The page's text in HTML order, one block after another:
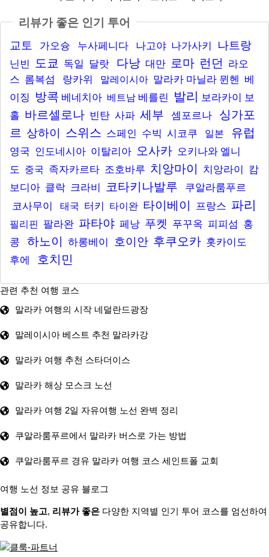
리뷰가 좋은 인기 투어
교토 가오슝 누사페니다 나고야 나가사키 나트랑
닌빈 도쿄 독일 달랏 다낭 대만 로마 런던 라오
스 롬복섬 랑카위 말레이시아 말라카 마닐라 뮌헨 베
이징 방콕 베네치아 베트남 베를린 발리 보라카이 보
홀 바르셀로나 빈탄 사파 세부 셈포르나
싱가포
르 상하이 스위스 스페인 수빅 시코쿠 일본 유럽
영국 인도네시아 이탈리아 오사카 오키나와 엘니
도 중국 족자카르타 조호바루 치앙마이 치앙라이 캄
보디아 클락 크라비 코타키나발루
쿠알라룸푸르
코사무이
태국 터키 타이완 타이베이 프랑스 파리
필리핀 팔라완 파타야 페낭 푸켓 푸꾸옥 피피섬 홍
콩
하노이 하롱베이 호이안 후쿠오카 홋카이도
후에
호치민
관련 추천 여행 코스
말라카 여행의 시작 네덜란드광장
말레이시아 베스트 추천 말라카강
말라카 여행 추천 스타더이스
말라카 해상 모스크 노선
말라카 여행 2일 자유여행 노선 완벽 정리
쿠알라룸푸르에서 말라카 버스로 가는 방법
쿠알라룸푸르 경유 말라카 여행 코스 세인트폴 교회
여행 노선 정보 공유 블로그
별점이 높고, 리뷰가 좋은 다양한 지역별 인기 투어 코스를 엄선하여
공유합니다.